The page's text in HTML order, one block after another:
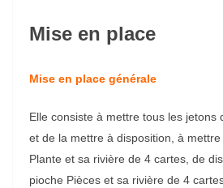
Mise en place
Mise en place générale
Elle consiste à mettre tous les jetons
et de la mettre à disposition, à
Plante et sa rivière de 4 cartes, de
pioche Pièces et sa rivière de 4